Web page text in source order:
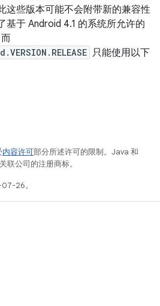
这些版本可能不会附带新的兼容性
基于 Android 4.1 的系统所允许的
只能使用以下
内容许可部分所述许可的限制。Java 和
联公司的注册商标。
26。